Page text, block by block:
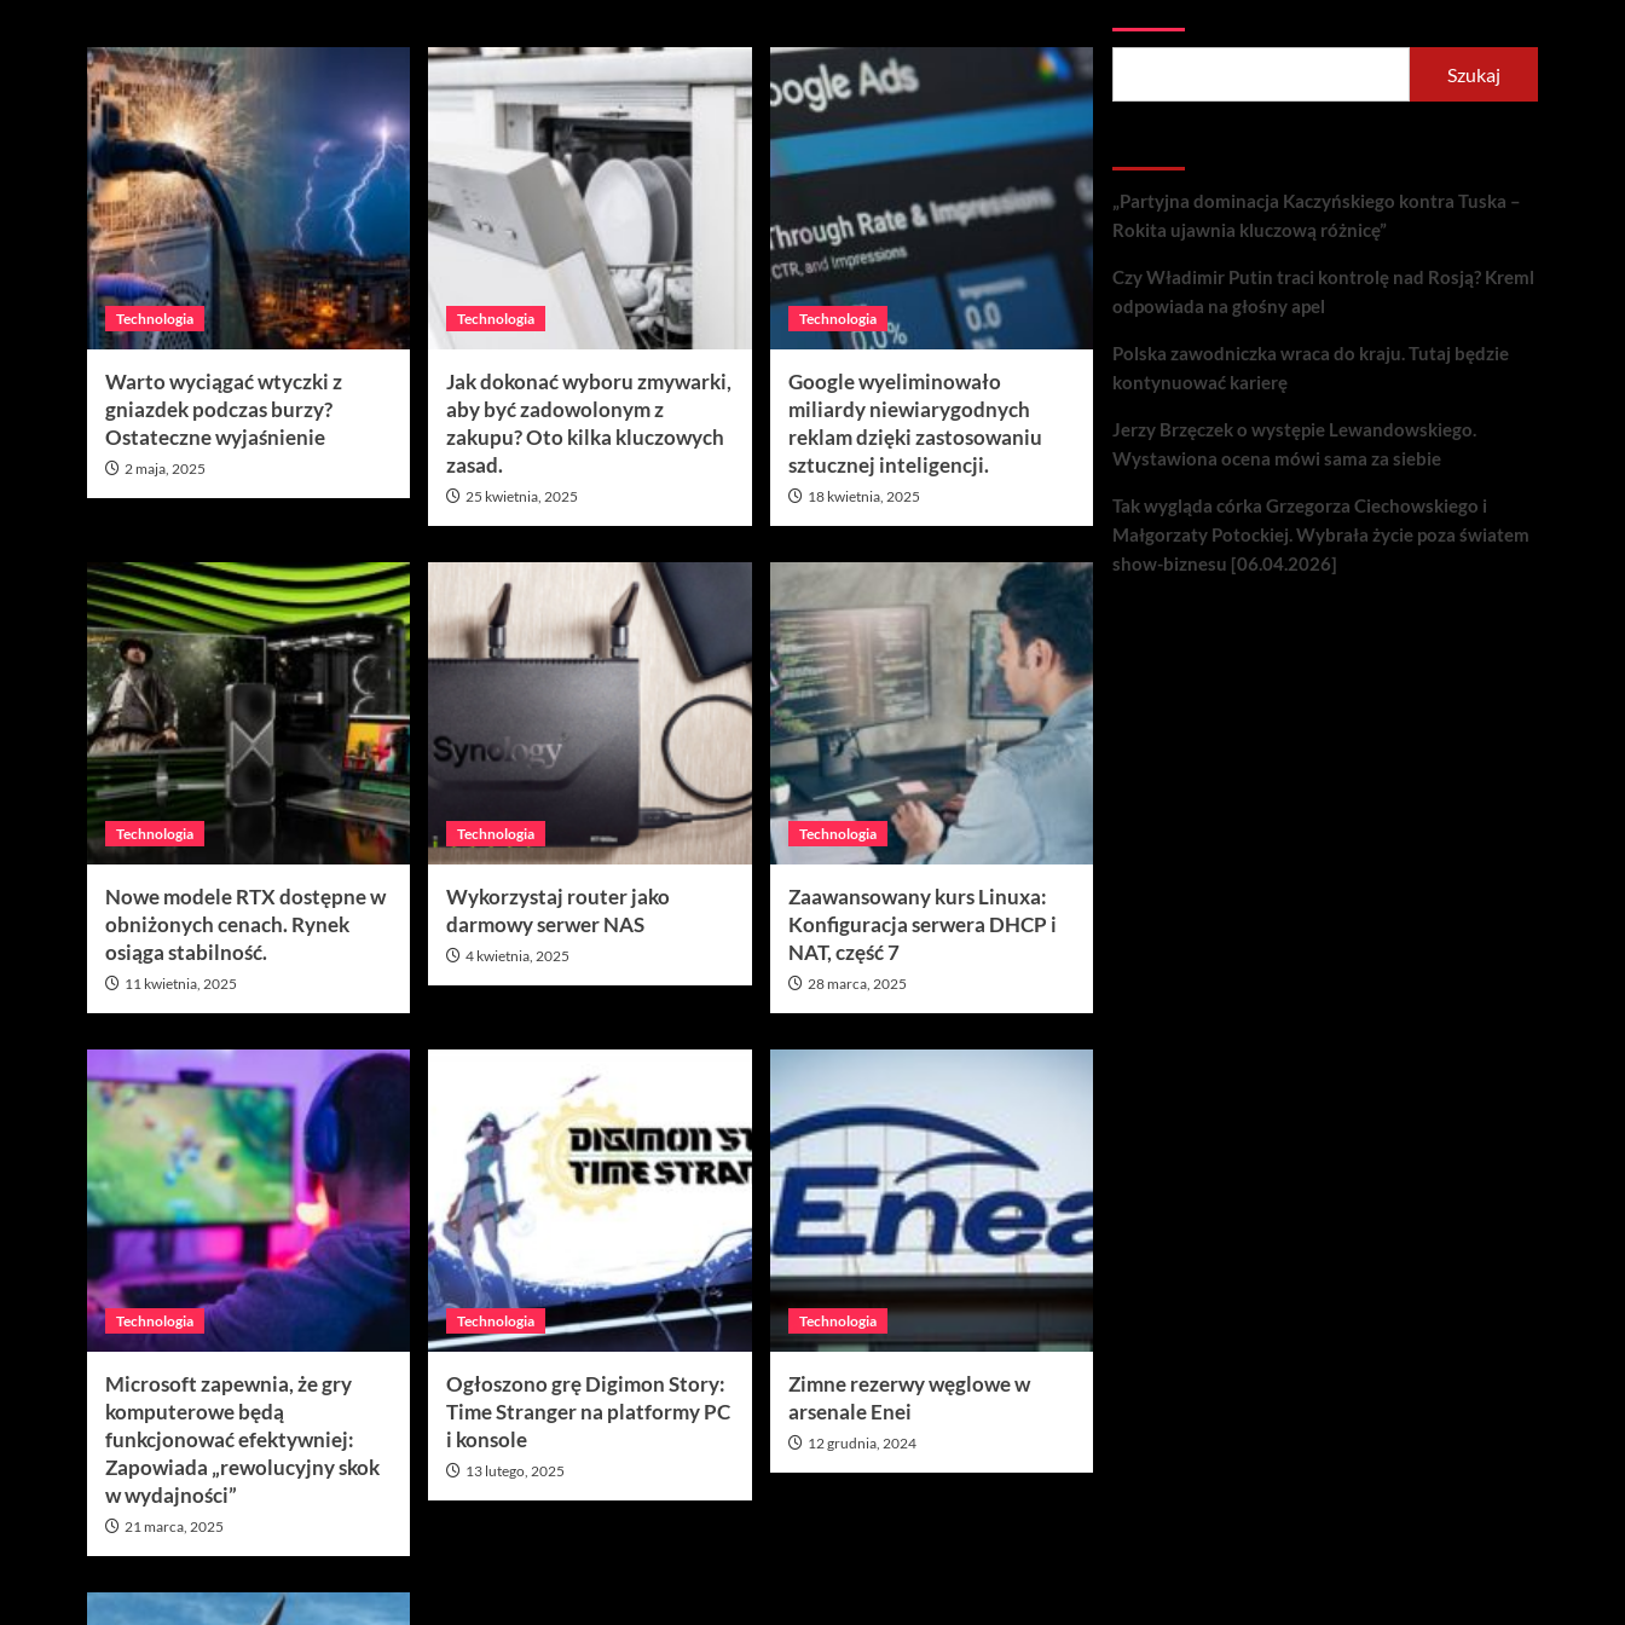
Technologia
Warto wyciągać wtyczki z
gniazdek podczas burzy?
Ostateczne wyjaśnienie
2 maja, 2025
Technologia
Jak dokonać wyboru zmywarki,
aby być zadowolonym z
zakupu? Oto kilka kluczowych
zasad.
25 kwietnia, 2025
Technologia
Google wyeliminowało
miliardy niewiarygodnych
reklam dzięki zastosowaniu
sztucznej inteligencji.
18 kwietnia, 2025
Technologia
Nowe modele RTX dostępne w
obniżonych cenach. Rynek
osiąga stabilność.
11 kwietnia, 2025
Technologia
Wykorzystaj router jako
darmowy serwer NAS
4 kwietnia, 2025
Technologia
Zaawansowany kurs Linuxa:
Konfiguracja serwera DHCP i
NAT, część 7
28 marca, 2025
Technologia
Microsoft zapewnia, że gry
komputerowe będą
funkcjonować efektywniej:
Zapowiada „rewolucyjny skok
w wydajności”
21 marca, 2025
Technologia
Ogłoszono grę Digimon Story:
Time Stranger na platformy PC
i konsole
13 lutego, 2025
Technologia
Zimne rezerwy węglowe w
arsenale Enei
12 grudnia, 2024
Szukaj
„Partyjna dominacja Kaczyńskiego kontra Tuska –
Rokita ujawnia kluczową różnicę”
Czy Władimir Putin traci kontrolę nad Rosją? Kreml
odpowiada na głośny apel
Polska zawodniczka wraca do kraju. Tutaj będzie
kontynuować karierę
Jerzy Brzęczek o występie Lewandowskiego.
Wystawiona ocena mówi sama za siebie
Tak wygląda córka Grzegorza Ciechowskiego i
Małgorzaty Potockiej. Wybrała życie poza światem
show-biznesu [06.04.2026]